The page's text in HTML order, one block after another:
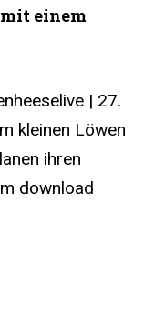
mit einem
| 27.
kleinen Löwen
ihren
download